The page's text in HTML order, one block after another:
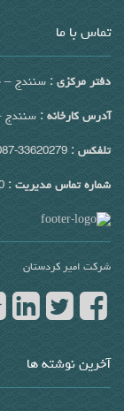
تماس با ما
دفتر مرکزی : سنندج –
آدرس کارخانه : سنندج
تلفکس :
شماره تماس مدیریت :
شرکت امیر کردستان
آخرین نوشته ها